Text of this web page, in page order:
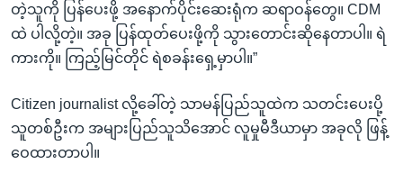
တဲ့သူကို ပြန်ပေးဖို့ အနောက်ပိုင်းဆေးရုံက ဆရာဝန်တွေ။ CDM
ထဲ ပါလို့တဲ့။ အခု ပြန်ထုတ်ပေးဖို့ကို သွားတောင်းဆိုနေတာပါ။ ရဲ
ကားကို။ ကြည့်မြင်တိုင် ရဲစခန်းရှေ့မှာပါ။”
Citizen journalist လို့ခေါ်တဲ့ သာမန်ပြည်သူထဲက သတင်းပေးပို့
သူတစ်ဦးက အများပြည်သူသိအောင် လူမှုမီဒီယာမှာ အခုလို ဖြန့်
ဝေထားတာပါ။